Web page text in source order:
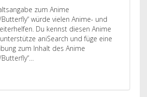
zum Anime
würde vielen Anime- und
Du kennst diesen Anime
aniSearch und füge eine
zum Inhalt des Anime